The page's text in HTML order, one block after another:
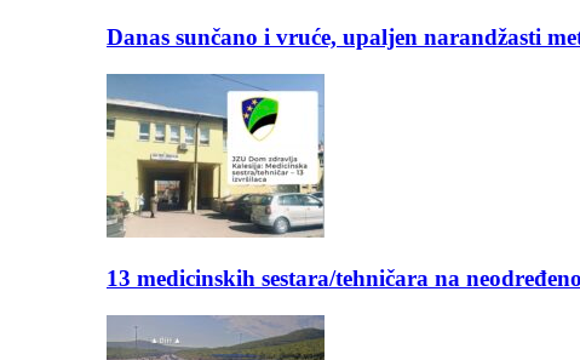
Danas sunčano i vruće, upaljen narandžasti
13 medicinskih sestara/tehničara na